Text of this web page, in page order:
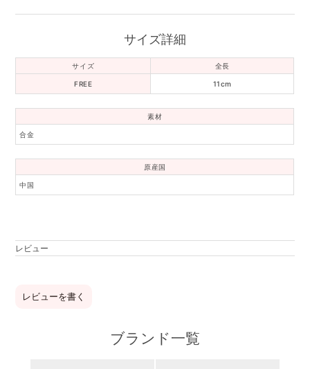
サイズ詳細
サイズ 全長
FREE 11cm
素材
合金
原産国
中国
レビュー
レビューを書く
ブランド一覧